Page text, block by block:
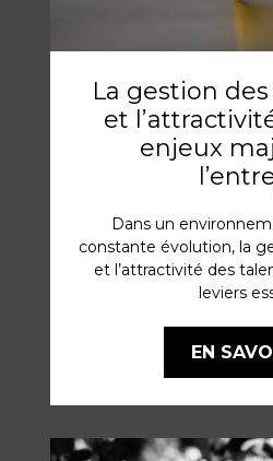
La gestion
et
enjeux
Dans un
constante évolution, la
et l’attractivité des
leviers
EN